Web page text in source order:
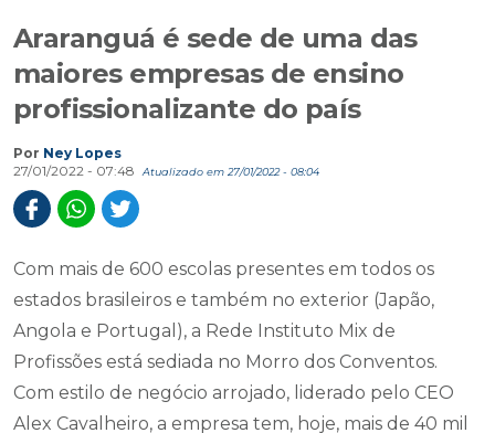
Araranguá é sede de uma das
maiores empresas de ensino
profissionalizante do país
Por Ney Lopes
27/01/2022 - 07:48
Atualizado em 27/01/2022 - 08:04
Com mais de 600 escolas presentes em todos os
estados brasileiros e também no exterior (Japão,
Angola e Portugal), a Rede Instituto Mix de
Profissões está sediada no Morro dos Conventos.
Com estilo de negócio arrojado, liderado pelo CEO
Alex Cavalheiro, a empresa tem, hoje, mais de 40 mil